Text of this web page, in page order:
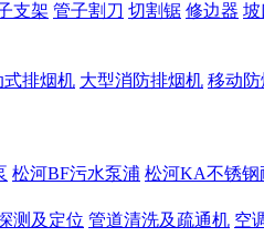
支架 管子割刀 切割锯 修边器 坡
式排烟机 大型消防排烟机 移动
松河BF污水泵浦 松河KA不锈钢
测及定位 管道清洗及疏通机 空